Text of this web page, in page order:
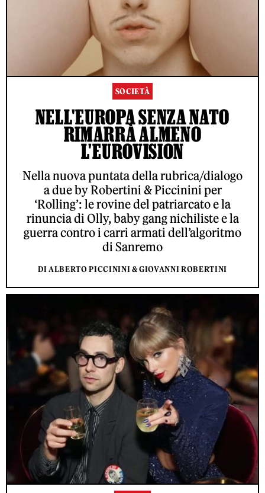
SOCIETÀ
NELL'EUROPA SENZA NATO
RIMARRÀ ALMENO
L'EUROVISION
Nella nuova puntata della rubrica/dialogo
a due by Robertini & Piccinini per
‘Rolling’: le rovine del patriarcato e la
rinuncia di Olly, baby gang nichiliste e la
guerra contro i carri armati dell’algoritmo
di Sanremo
DI ALBERTO PICCININI & GIOVANNI ROBERTINI